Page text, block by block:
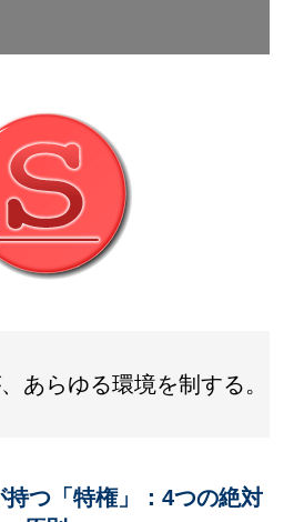
あらゆる環境を制する。
つ「特権」：4つの絶対